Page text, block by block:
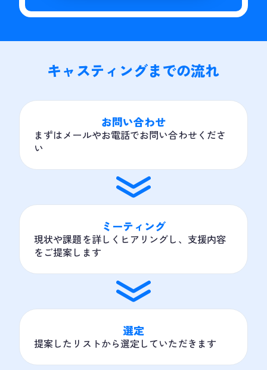
キャスティングまでの流れ
お問い合わせ
まずはメールやお電話でお問い合わせくださ
い
ミーティング
現状や課題を詳しくヒアリングし、支援内容
をご提案します
選定
提案したリストから選定していただきます